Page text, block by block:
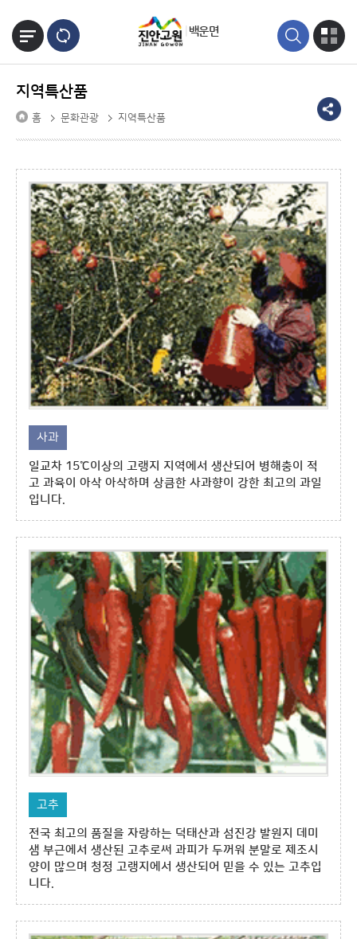
백운면
지역특산품
홈 문화관광 지역특산품
사과
일교차 15℃이상의 고랭지 지역에서 생산되어 병해충이 적
고 과육이 아삭 아삭하며 상큼한 사과향이 강한 최고의 과일
입니다.
고추
전국 최고의 품질을 자랑하는 덕태산과 섬진강 발원지 데미
샘 부근에서 생산된 고추로써 과피가 두꺼워 분말로 제조시
양이 많으며 청정 고랭지에서 생산되어 믿을 수 있는 고추입
니다.